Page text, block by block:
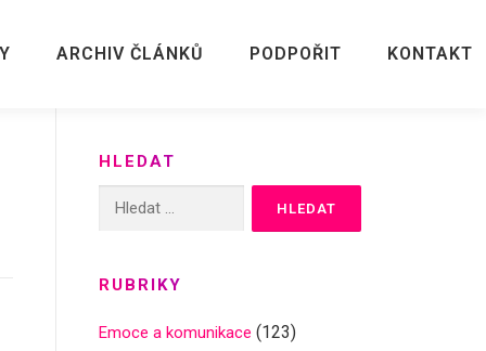
ARCHIV ČLÁNKŮ PODPOŘIT KONTAKT
HLEDAT
Vyhledávání
RUBRIKY
Emoce a komunikace (123)